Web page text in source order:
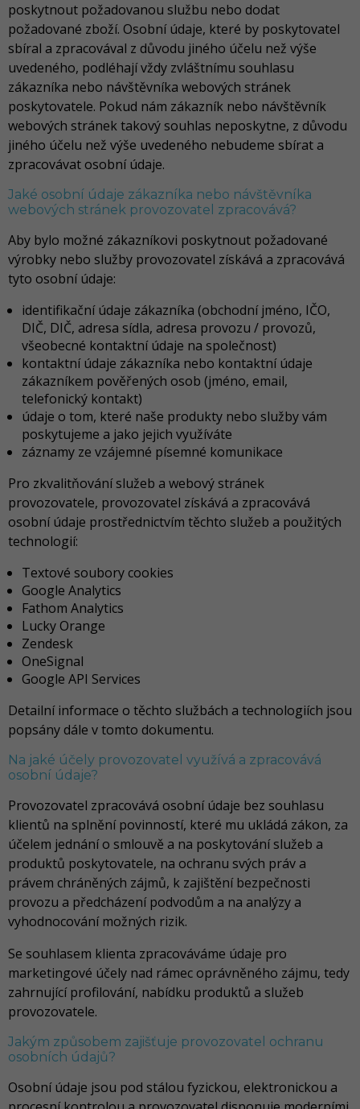
poskytnout požadovanou službu nebo dodat
požadované zboží. Osobní údaje, které by poskytovatel
sbíral a zpracovával z důvodu jiného účelu než výše
uvedeného, podléhají vždy zvláštnímu souhlasu
zákazníka nebo návštěvníka webových stránek
poskytovatele. Pokud nám zákazník nebo návštěvník
webových stránek takový souhlas neposkytne, z důvodu
jiného účelu než výše uvedeného nebudeme sbírat a
zpracovávat osobní údaje.
Jaké osobní údaje zákazníka nebo návštěvníka
webových stránek provozovatel zpracovává?
Aby bylo možné zákazníkovi poskytnout požadované
výrobky nebo služby provozovatel získává a zpracovává
tyto osobní údaje:
identifikační údaje zákazníka (obchodní jméno, IČO,
DIČ, DIČ, adresa sídla, adresa provozu / provozů,
všeobecné kontaktní údaje na společnost)
kontaktní údaje zákazníka nebo kontaktní údaje
zákazníkem pověřených osob (jméno, email,
telefonický kontakt)
údaje o tom, které naše produkty nebo služby vám
poskytujeme a jako jejich využíváte
záznamy ze vzájemné písemné komunikace
Pro zkvalitňování služeb a webový stránek
provozovatele, provozovatel získává a zpracovává
osobní údaje prostřednictvím těchto služeb a použitých
technologií:
Textové soubory cookies
Google Analytics
Fathom Analytics
Lucky Orange
Zendesk
OneSignal
Google API Services
Detailní informace o těchto službách a technologiích jsou
popsány dále v tomto dokumentu.
Na jaké účely provozovatel využívá a zpracovává
osobní údaje?
Provozovatel zpracovává osobní údaje bez souhlasu
klientů na splnění povinností, které mu ukládá zákon, za
účelem jednání o smlouvě a na poskytování služeb a
produktů poskytovatele, na ochranu svých práv a
právem chráněných zájmů, k zajištění bezpečnosti
provozu a předcházení podvodům a na analýzy a
vyhodnocování možných rizik.
Se souhlasem klienta zpracováváme údaje pro
marketingové účely nad rámec oprávněného zájmu, tedy
zahrnující profilování, nabídku produktů a služeb
provozovatele.
Jakým způsobem zajišťuje provozovatel ochranu
osobních údajů?
Osobní údaje jsou pod stálou fyzickou, elektronickou a